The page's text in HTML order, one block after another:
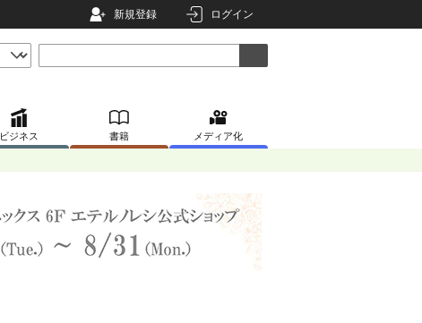
新規登録 ログイン
ビジネス 書籍 メディア化